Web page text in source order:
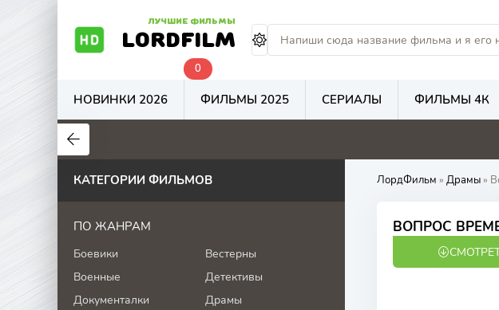
LORDFILM
ЛУЧШИЕ ФИЛЬМЫ
НОВИНКИ 2026
0
ФИЛЬМЫ 2025 СЕРИАЛЫ ФИЛЬМЫ 4К
5.7
ЛордФильм » Драмы»
ВОПРОС
КАТЕГОРИИ ФИЛЬМОВ
ПО ЖАНРАМ
Боевики
Вестерны
Военные
Детективы
Документалки
Драмы